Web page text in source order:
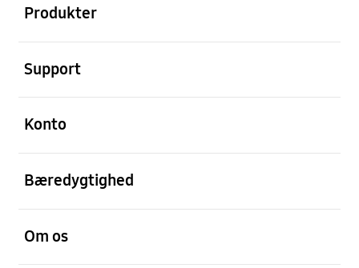
Produkter
Support
Konto
Bæredygtighed
Om os